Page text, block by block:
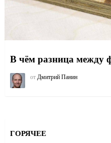
В чём разница
от Дмитрий Панин
ГОРЯЧЕЕ